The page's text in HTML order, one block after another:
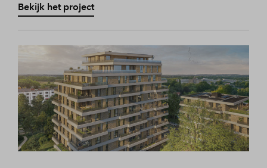
Bekijk het project